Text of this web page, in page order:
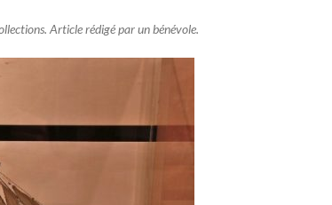
Article rédigé par un bénévole.